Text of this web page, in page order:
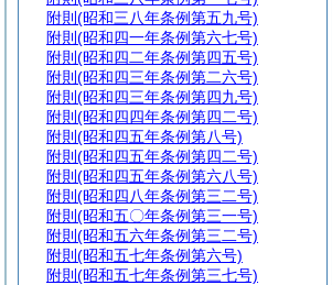
附則 (昭和三八年条例第五九号)
附則 (昭和四一年条例第六七号)
附則 (昭和四二年条例第四五号)
附則 (昭和四三年条例第二六号)
附則 (昭和四三年条例第四九号)
附則 (昭和四四年条例第四二号)
附則 (昭和四五年条例第八号)
附則 (昭和四五年条例第四二号)
附則 (昭和四五年条例第六八号)
附則 (昭和四八年条例第三二号)
附則 (昭和五〇年条例第三一号)
附則 (昭和五六年条例第三二号)
附則 (昭和五七年条例第六号)
附則 (昭和五七年条例第三七号)